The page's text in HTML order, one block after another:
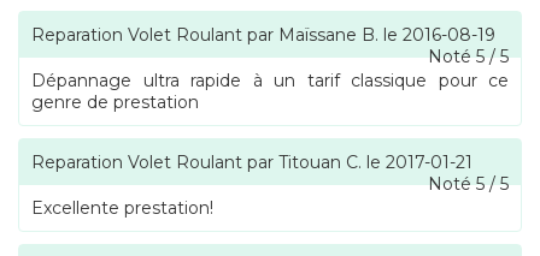
Reparation Volet Roulant par Maïssane B. le 2016-08-19
Noté5/5
Dépannage ultra rapide à un tarif classique pour ce
genre de prestation
Reparation Volet Roulant par Titouan C. le 2017-01-21
Noté5/5
Excellente prestation!